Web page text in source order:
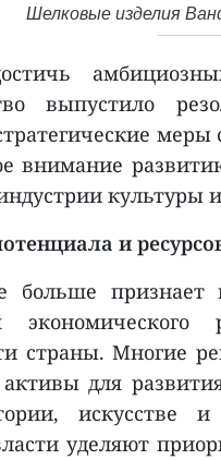
Шелковые изделия
выпустило
внимание
культуры
и
больше признает
страны. Многие
для
искусстве
уделяют